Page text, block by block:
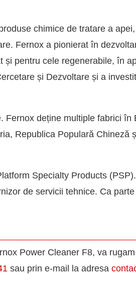
chimice de tratare a
Fernox a pionierat în
pentru cele regenerabile, în
și Dezvoltare și a
deține multiple fabrici
Republica Populară Chineză
Specialty Products
de servicii tehnice. Ca
Power Cleaner F8, va
sau prin e-mail la adresa